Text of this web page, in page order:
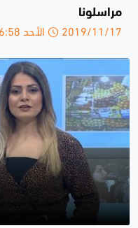
مراسلونا
2019/11/17 الأحد 16:58 م